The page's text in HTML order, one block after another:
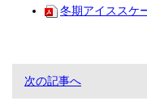
冬期アイススケ
次の記事へ